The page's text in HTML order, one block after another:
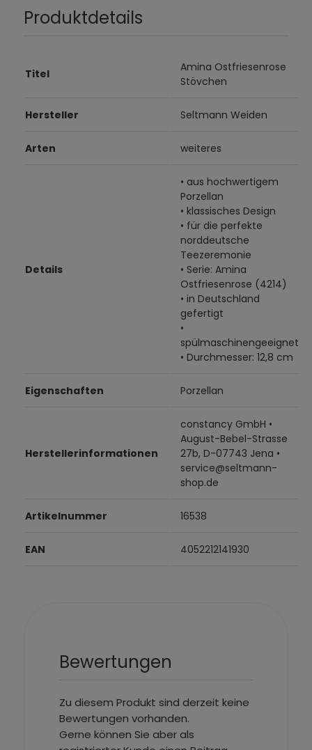
Produktdetails
Titel
Amina Ostfriesenrose
Stövchen
Hersteller Seltmann Weiden
Arten weiteres
Details
• aus hochwertigem
Porzellan
• klassisches Design
• für die perfekte
norddeutsche
Teezeremonie
• Serie: Amina
Ostfriesenrose (4214)
• in Deutschland
gefertigt
•
spülmaschinengeeignet
• Durchmesser: 12,8 cm
Eigenschaften Porzellan
Herstellerinformationen
constancy GmbH •
August-Bebel-Strasse
27b, D-07743 Jena •
service@seltmann-
shop.de
Artikelnummer 16538
EAN 4052212141930
Bewertungen
Zu diesem Produkt sind derzeit keine
Bewertungen vorhanden.
Gerne können Sie aber als